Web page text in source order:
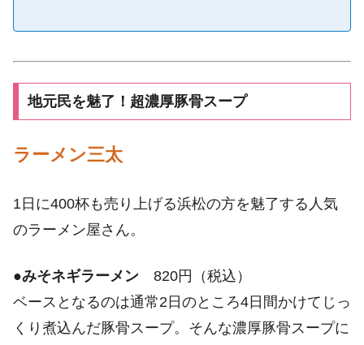
地元民を魅了！超濃厚豚骨スープ
ラーメン三太
1日に400杯も売り上げる浜松の方を魅了する人気
のラーメン屋さん。
●みそネギラーメン 820円（税込）
ベースとなるのは通常2日のところ4日間かけてじっ
くり煮込んだ豚骨スープ。そんな濃厚豚骨スープに